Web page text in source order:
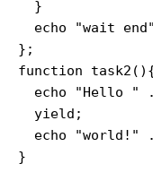
  }
echo "wait
};
function
echo "Hello "
  yield;
echo "world!"
}